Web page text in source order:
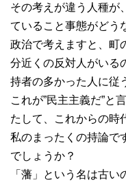
その考えが違う人種が
ていること事態がどう
政治で考えますと、町
分近くの反対人がいる
持者の多かった人に従
これが”民主主義だ”と
たして、これからの時
私のまったくの持論で
でしょうか？
「藩」という名は古